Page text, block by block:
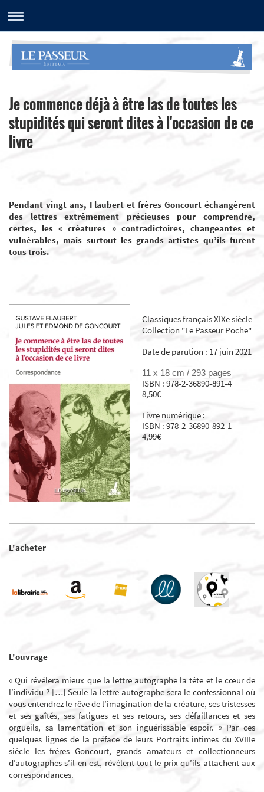
Je commence déjà à être las de toutes les
stupidités qui seront dites à l'occasion de ce
livre
Pendant vingt ans, Flaubert et frères Goncourt échangèrent
des lettres extrêmement précieuses pour comprendre,
certes, les « créatures » contradictoires, changeantes et
vulnérables, mais surtout les grands artistes qu’ils furent
tous trois.
Classiques français XIXe siècle
Collection "Le Passeur Poche"
Date de parution : 17 juin 2021
11 x 18 cm / 293 pages
ISBN : 978-2-36890-891-4
8,50€
Livre numérique :
ISBN : 978-2-36890-892-1
4,99€
L'acheter
L'ouvrage
« Qui révélera mieux que la lettre autographe la tête et le cœur de
l’individu ? […] Seule la lettre autographe sera le confessionnal où
vous entendrez le rêve de l’imagination de la créature, ses tristesses
et ses gaîtés, ses fatigues et ses retours, ses défaillances et ses
orgueils, sa lamentation et son inguérissable espoir. » Par ces
quelques lignes de la préface de leurs Portraits intimes du XVIIIe
siècle les frères Goncourt, grands amateurs et collectionneurs
d’autographes s’il en est, révèlent tout le prix qu’ils attachent aux
correspondances.